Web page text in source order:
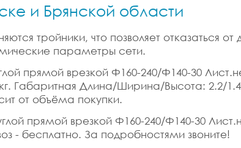
и Брянской области
тройники, что позволяет отказаться от
параметры сети.
прямой врезкой Ф160-240/Ф140-30
кг. Габаритная Длина/Ширина/Высота: 2.2/
от объёма покупки.
прямой врезкой Ф160-240/Ф140-30
- бесплатно. За подробностями звоните!